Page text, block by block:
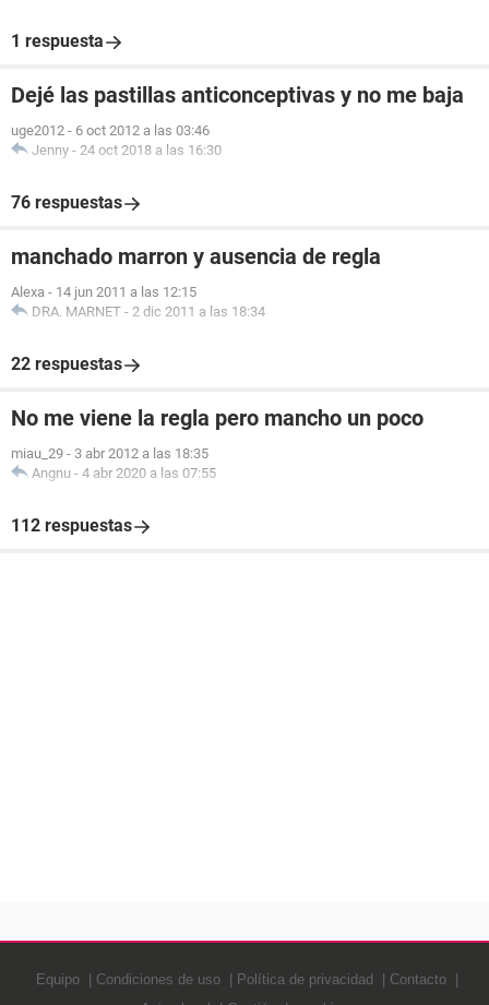
1 respuesta
Dejé las pastillas anticonceptivas y no me baja
uge2012 - 6 oct 2012 a las 03:46
Jenny - 24 oct 2018 a las 16:30
76 respuestas
manchado marron y ausencia de regla
Alexa - 14 jun 2011 a las 12:15
DRA. MARNET - 2 dic 2011 a las 18:34
22 respuestas
No me viene la regla pero mancho un poco
miau_29 - 3 abr 2012 a las 18:35
Angnu - 4 abr 2020 a las 07:55
112 respuestas
Equipo Condiciones de uso Política de privacidad
Contacto